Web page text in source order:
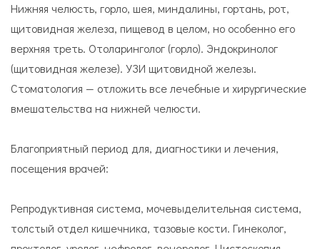
Нижняя челюсть, горло, шея, миндалины, гортань, рот,
щитовидная железа, пищевод в целом, но особенно его
верхняя треть. Отоларинголог (горло). Эндокринолог
(щитовидная железе). УЗИ щитовидной железы.
Стоматология — отложить все лечебные и хирургические
вмешательства на нижней челюсти.
Благоприятный период для, диагностики и лечения,
посещения врачей:
Репродуктивная система, мочевыделительная система,
толстый отдел кишечника, тазовые кости. Гинеколог,